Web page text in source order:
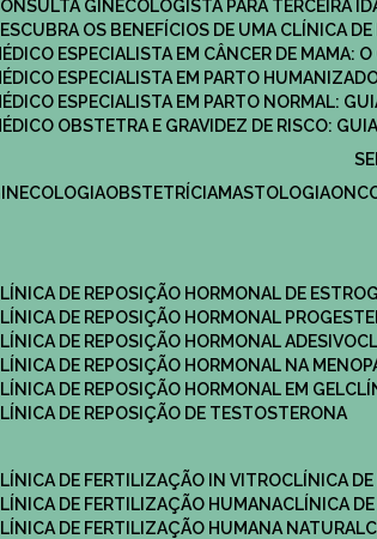
CONSULTA GINECOLOGISTA PARA TERCEIRA
DESCUBRA OS BENEFÍCIOS DE UMA CLÍNICA
MÉDICO ESPECIALISTA EM CÂNCER DE MAMA:
MÉDICO ESPECIALISTA EM PARTO
MÉDICO ESPECIALISTA EM PARTO NORMAL:
MÉDICO OBSTETRA E GRAVIDEZ DE RISCO:
GINECOLOGIA
OBSTETRÍCIA MASTOLOGIA
CLÍNICA DE REPOSIÇÃO HORMONAL DE
CLÍNICA DE REPOSIÇÃO HORMONAL
CLÍNICA DE REPOSIÇÃO HORMONAL ADESIVO
CLÍNICA DE REPOSIÇÃO HORMONAL NA
CLÍNICA DE REPOSIÇÃO HORMONAL EM GEL
CLÍNICA DE REPOSIÇÃO DE TESTOSTERONA
CLÍNICA DE FERTILIZAÇÃO IN VITRO
CLÍNICA
CLÍNICA DE FERTILIZAÇÃO HUMANA
CLÍNICA
CLÍNICA DE FERTILIZAÇÃO HUMANA NATURAL